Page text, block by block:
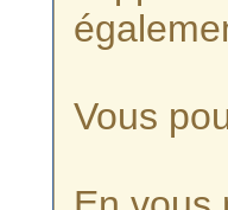
Vous